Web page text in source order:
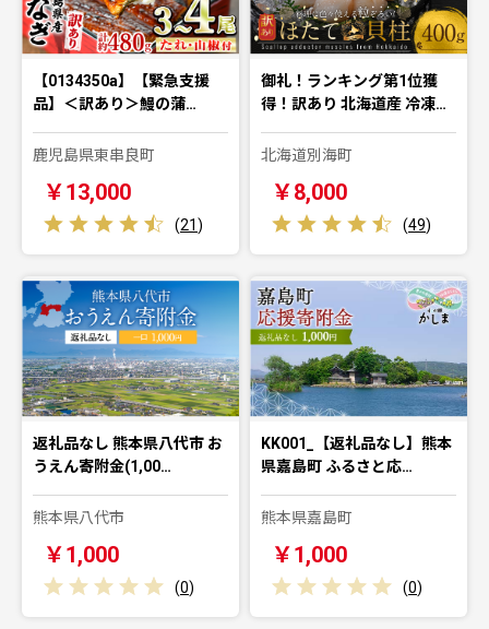
【0134350a】【緊急支援
品】＜訳あり＞鰻の蒲…
鹿児島県東串良町
￥13,000
(21)
御礼！ランキング第1位獲
得！訳あり 北海道産 冷凍…
北海道別海町
￥8,000
(49)
返礼品なし 熊本県八代市 お
うえん寄附金(1,00…
熊本県八代市
￥1,000
(0)
KK001_【返礼品なし】熊本
県嘉島町 ふるさと応…
熊本県嘉島町
￥1,000
(0)